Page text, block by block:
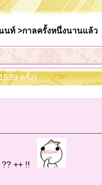
นท์ >กาลครั้งหนึ่งนานแล้ว
ครั้ง)
?? ++ !!